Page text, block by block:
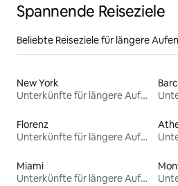
Spannende Reiseziele
Beliebte Reiseziele für längere
New York
Unterkünfte für längere Aufenthalte
Florenz
Unterkünfte für längere Aufenthalte
Miami
Unterkünfte für längere Aufenthalte